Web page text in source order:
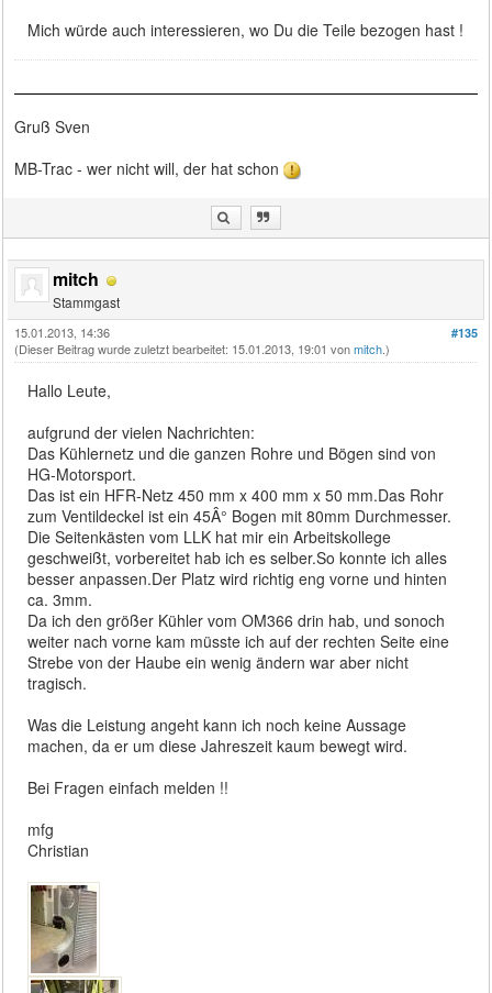
Mich würde auch interessieren, wo Du die Teile bezogen hast !
Gruß Sven
MB-Trac - wer nicht will, der hat schon
mitch
Stammgast
#135
15.01.2013, 14:36
(Dieser Beitrag wurde zuletzt bearbeitet: 15.01.2013, 19:01 vonmitch.)
Hallo Leute,
aufgrund der vielen Nachrichten:
Das Kühlernetz und die ganzen Rohre und Bögen sind von
HG-Motorsport.
Das ist ein HFR-Netz 450 mm x 400 mm x 50 mm.Das Rohr
zum Ventildeckel ist ein 45Â° Bogen mit 80mm Durchmesser.
Die Seitenkästen vom LLK hat mir ein Arbeitskollege
geschweißt, vorbereitet hab ich es selber.So konnte ich alles
besser anpassen.Der Platz wird richtig eng vorne und hinten
ca. 3mm.
Da ich den größer Kühler vom OM366 drin hab, und sonoch
weiter nach vorne kam müsste ich auf der rechten Seite eine
Strebe von der Haube ein wenig ändern war aber nicht
tragisch.
Was die Leistung angeht kann ich noch keine Aussage
machen, da er um diese Jahreszeit kaum bewegt wird.
Bei Fragen einfach melden !!
mfg
Christian